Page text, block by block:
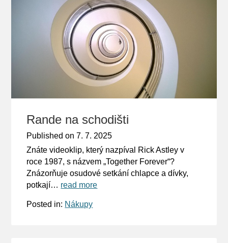
Rande na schodišti
Published on7. 7. 2025
Znáte videoklip, který nazpíval Rick Astley v
roce 1987, s názvem „Together Forever“?
Znázorňuje osudové setkání chlapce a dívky,
potkají… read more
Posted in: Nákupy